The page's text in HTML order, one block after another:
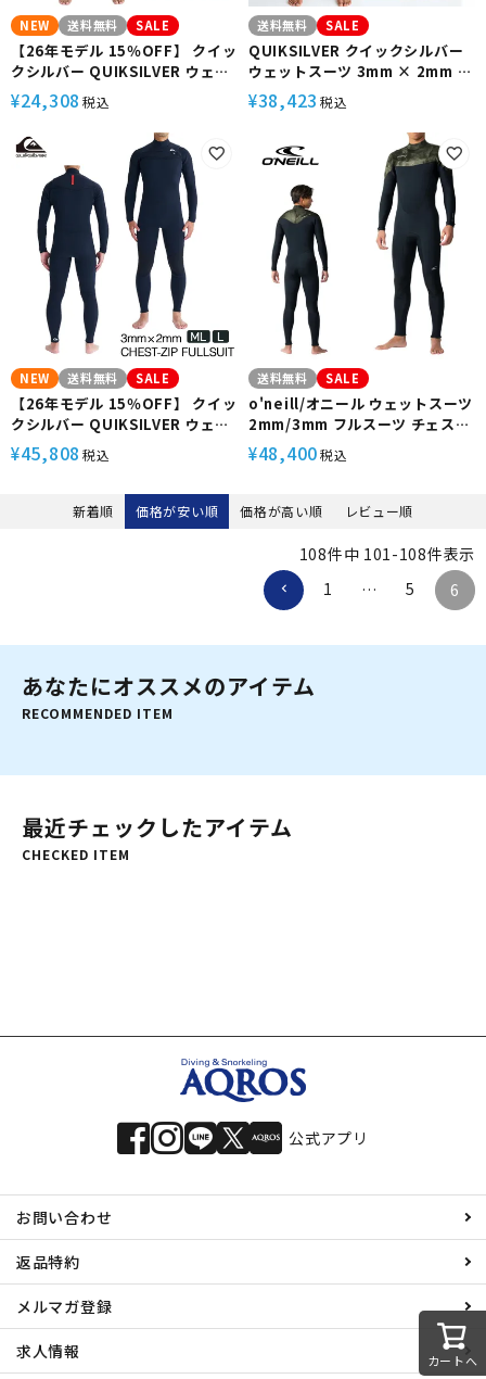
NEW 送料無料 SALE
【26年モデル 15％OFF】 クイッ
クシルバー QUIKSILVER ウェッ
トスーツ メンズ ロングジョン
2mm 表面ラバー ハイストレッチ
ジャージ すくい縫い 保温 サーフ
ィン EVERYDAY SESSIONS 2.0
LONGJOHN QWT261705
¥24,308 税込
送料無料 SALE
QUIKSILVER クイックシルバー
ウェットスーツ 3mm × 2mm メ
ンズ フルスーツ EVERYDAY
SESSIONS 3/2 LCZ FULL
QWT251705 ウエットスーツ ロ
ングチェストジップ サーフ サー
¥38,423 税込
NEW 送料無料 SALE
【26年モデル 15％OFF】 クイッ
クシルバー QUIKSILVER ウェッ
トスーツ メンズ フルスーツ チェ
ストジップ 3mm/2mm 国産スト
ング サーフィン HIGHLINE 3/2
CZ FULL QWT261701
¥45,808 税込
送料無料 SALE
o'neill/オニール ウェットスーツ
2mm/3mm フルスーツ チェスト
ジップ メンズ SUPERFREAK
FSC WSS-406A サーフィン 春夏
¥48,400税込
新着順 価格が安い順 価格が高い順 レビュー順
108件中 101-108件表示
1
… 5 6
あなたにオススメのアイテム
RECOMMENDED ITEM
最近チェックしたアイテム
CHECKED ITEM
カートへ
公式アプリ
お問い合わせ
返品特約
メルマガ登録
求人情報